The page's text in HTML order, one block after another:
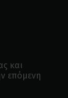
και
επόμενη